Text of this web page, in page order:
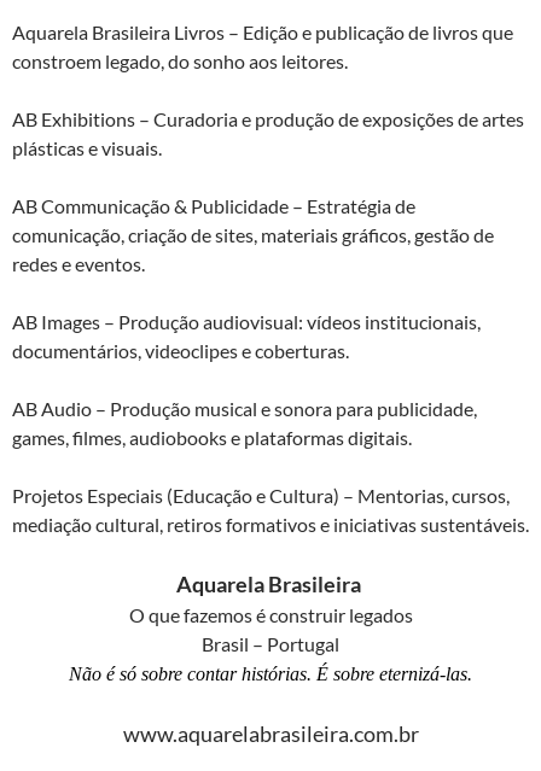
Aquarela Brasileira Livros – Edição e publicação de livros que
constroem legado, do sonho aos leitores.
AB Exhibitions – Curadoria e produção de exposições de artes
plásticas e visuais.
AB Communicação & Publicidade – Estratégia de
comunicação, criação de sites, materiais gráficos, gestão de
redes e eventos.
AB Images – Produção audiovisual: vídeos institucionais,
documentários, videoclipes e coberturas.
AB Audio – Produção musical e sonora para publicidade,
games, filmes, audiobooks e plataformas digitais.
Projetos Especiais (Educação e Cultura) – Mentorias, cursos,
mediação cultural, retiros formativos e iniciativas sustentáveis.
Aquarela Brasileira
O que fazemos é construir legados
Brasil – Portugal
Não é só sobre contar histórias. É sobre eternizá-las.
www.aquarelabrasileira.com.br